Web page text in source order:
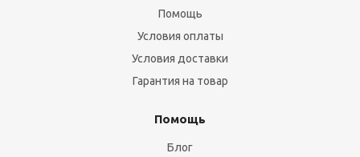
Помощь
Условия оплаты
Условия доставки
Гарантия на товар
Помощь
Блог